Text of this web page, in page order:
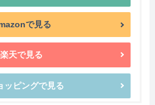
で見る
楽天で見る
ッピングで見る